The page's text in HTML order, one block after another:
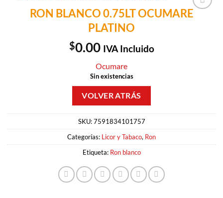
Añadir a
RON BLANCO 0.75LT OCUMARE
PLATINO
$0.00 IVA Incluido
Ocumare
Sin existencias
SKU:7591834101757
Categorías: Licor y Tabaco, Ron
Etiqueta: Ron blanco